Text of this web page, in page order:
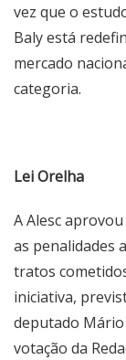
vez que o
Baly está
mercado
categoria.
Lei Orelha
A Alesc
as penalidades
tratos
iniciativa,
deputado Mário
votação da